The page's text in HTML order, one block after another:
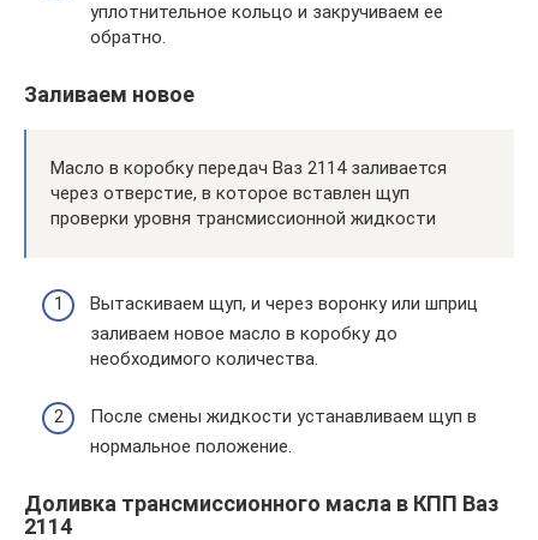
уплотнительное кольцо и закручиваем ее
обратно.
Заливаем новое
Масло в коробку передач Ваз 2114 заливается
через отверстие, в которое вставлен щуп
проверки уровня трансмиссионной жидкости
Вытаскиваем щуп, и через воронку или шприц
заливаем новое масло в коробку до
необходимого количества.
После смены жидкости устанавливаем щуп в
нормальное положение.
Доливка трансмиссионного масла в КПП Ваз
2114